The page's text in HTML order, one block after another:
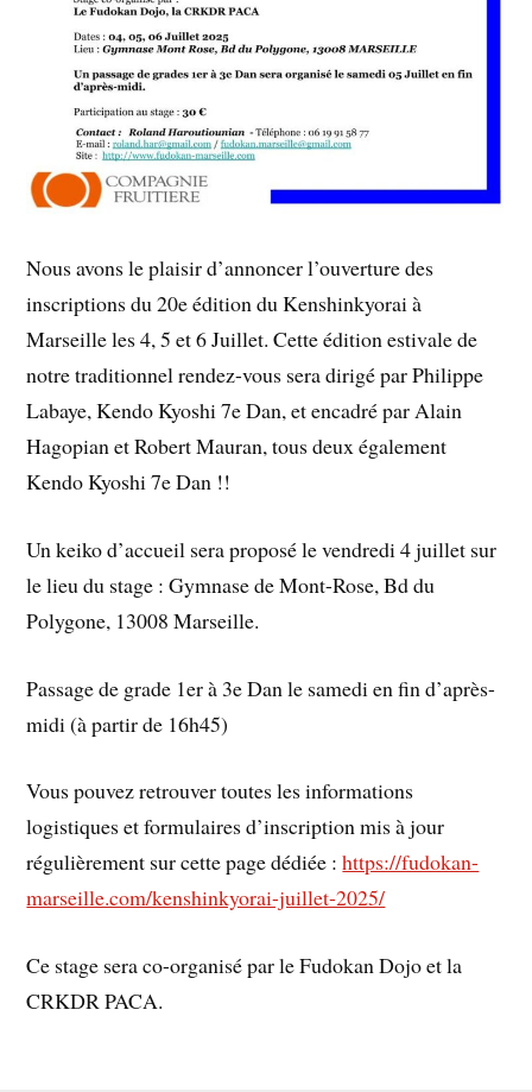
Nous avons le plaisir d’annoncer l’ouverture des
inscriptions du 20e édition du Kenshinkyorai à
Marseille les 4, 5 et 6 Juillet. Cette édition estivale de
notre traditionnel rendez-vous sera dirigé par Philippe
Labaye, Kendo Kyoshi 7e Dan, et encadré par Alain
Hagopian et Robert Mauran, tous deux également
Kendo Kyoshi 7e Dan !!
Un keiko d’accueil sera proposé le vendredi 4 juillet sur
le lieu du stage : Gymnase de Mont-Rose, Bd du
Polygone, 13008 Marseille.
Passage de grade 1er à 3e Dan le samedi en fin d’après-
midi (à partir de 16h45)
Vous pouvez retrouver toutes les informations
logistiques et formulaires d’inscription mis à jour
régulièrement sur cette page dédiée :https://fudokan-
marseille.com/kenshinkyorai-juillet-2025/
Ce stage sera co-organisé par le Fudokan Dojo et la
CRKDR PACA.